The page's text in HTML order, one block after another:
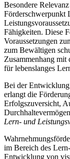
Besondere
Förderschwerpunkt
Fähigkeiten. Diese
Voraussetzungen
zum Bewältigen
Zusammenhang
für lebenslanges
Bei der
erlangt die
Erfolgszuversicht,
Lern- und
im Bereich des
Entwicklung von